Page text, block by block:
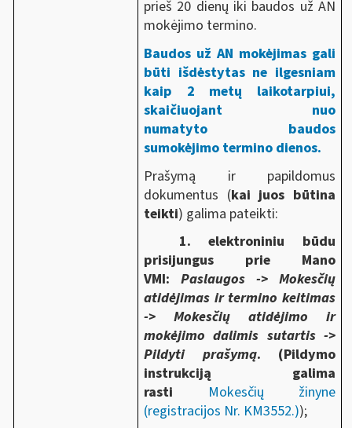
prieš 20 dienų iki baudos už AN
mokėjimo termino.
Baudos už AN mokėjimas gali
būti išdėstytas ne ilgesniam
kaip 2 metų laikotarpiui,
skaičiuojant nuo
numatyto baudos
sumokėjimo termino dienos.
Prašymą ir papildomus
dokumentus (kai juos būtina
teikti) galima pateikti:
1. elektroniniu būdu
prisijungus prie Mano
VMI:Paslaugos -> Mokesčių
atidėjimas ir termino keitimas
-> Mokesčių atidėjimo ir
mokėjimo dalimis sutartis ->
Pildyti prašymą. (Pildymo
instrukciją galima
rasti Mokesčių žinyne
(registracijos Nr. KM3552.));